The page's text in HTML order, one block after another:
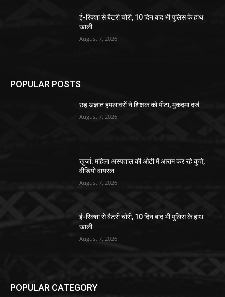
ई-रिक्शा से बैटरी चोरी, 10 दिन बाद भी पुलिस के हाथ
खाली
August 7, 2026
POPULAR POSTS
छह अज्ञात हमलावरों ने शिक्षक को पीटा, मुकदमा दर्ज
August 7, 2026
खुर्जा: महिला अस्पताल की ओटी में आराम कर रहे कुत्ते,
वीडियो वायरल
August 7, 2026
ई-रिक्शा से बैटरी चोरी, 10 दिन बाद भी पुलिस के हाथ
खाली
August 7, 2026
POPULAR CATEGORY